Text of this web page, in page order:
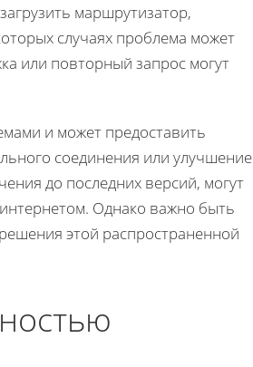
маршрутизатор,
случаях проблема может
или повторный запрос могут
и может предоставить
соединения или улучшение
до последних версий, могут
Однако важно быть
этой распространенной